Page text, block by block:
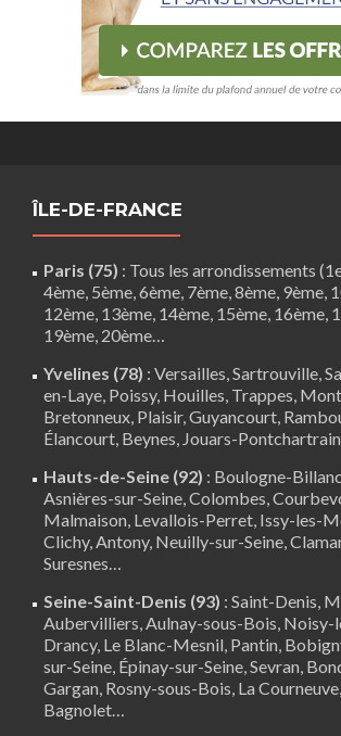
ÎLE-DE-FRANCE
Paris (75) : Tous les arrondissements
4ème, 5ème, 6ème, 7ème, 8ème, 9ème,
12ème, 13ème, 14ème, 15ème, 16ème,
19ème, 20ème…
Yvelines (78) : Versailles,Sartrouville,
en-Laye, Poissy, Houilles, Trappes,
Bretonneux, Plaisir,Guyancourt,
Élancourt, Beynes, Jouars-Pontchartrain
Hauts-de-Seine (92) : Boulogne-
Asnières-sur-Seine, Colombes,
Malmaison, Levallois-Perret, Issy-les-
Clichy, Antony, Neuilly-sur-Seine,
Suresnes…
Seine-Saint-Denis (93) : Saint-Denis,
Aubervilliers, Aulnay-sous-Bois, Noisy-
Drancy, Le Blanc-Mesnil, Pantin,
sur-Seine, Épinay-sur-Seine, Sevran,
Gargan, Rosny-sous-Bois, La
Bagnolet…